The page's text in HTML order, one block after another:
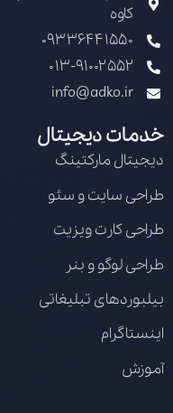
کاوه
09336441550
013-91002552
info@adko.ir
خدمات دیجیتال
دیجیتال مارکتینگ
طراحی سایت و سئو
طراحی کارت ویزیت
طراحی لوگو و بنر
بیلبوردهای تبلیغاتی
اینستاگرام
آموزش